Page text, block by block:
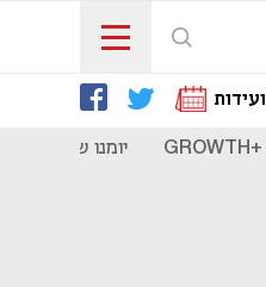
ועידות
+GROWTH יומנו של